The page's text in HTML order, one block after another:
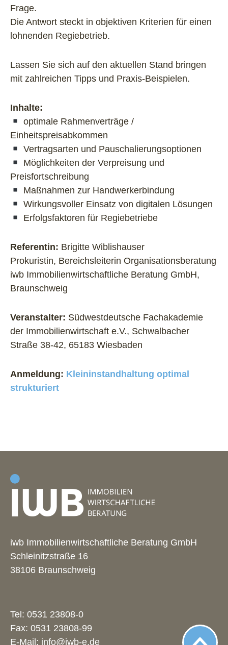
Frage.
Die Antwort steckt in objektiven Kriterien für einen
lohnenden Regiebetrieb.
Lassen Sie sich auf den aktuellen Stand bringen
mit zahlreichen Tipps und Praxis-Beispielen.
Inhalte:
optimale Rahmenverträge /
Einheitspreisabkommen
Vertragsarten und Pauschalierungsoptionen
Möglichkeiten der Verpreisung und
Preisfortschreibung
Maßnahmen zur Handwerkerbindung
Wirkungsvoller Einsatz von digitalen Lösungen
Erfolgsfaktoren für Regiebetriebe
Referentin: Brigitte Wiblishauser
Prokuristin, Bereichsleiterin Organisationsberatung
iwb Immobilienwirtschaftliche Beratung GmbH,
Braunschweig
Veranstalter: Südwestdeutsche Fachakademie
der Immobilienwirtschaft e.V., Schwalbacher
Straße 38-42, 65183 Wiesbaden
Anmeldung: Kleininstandhaltung optimal
strukturiert
iwb Immobilienwirtschaftliche Beratung GmbH
Schleinitzstraße 16
38106 Braunschweig
Tel: 0531 23808-0
Fax: 0531 23808-99
E-Mail: info@iwb-e.de